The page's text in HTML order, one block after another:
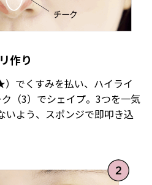
作り
でくすみを払い、ハイライ
（3）でシェイプ。3つを一気
いよう、スポンジで即叩き込